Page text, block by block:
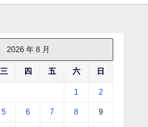
2026 年 8 月
三 四 五 六 日
1 2
5 6 7 8 9